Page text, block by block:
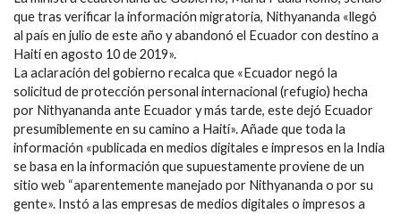
que tras verificar la información migratoria, Nithyananda «llegó
al país en julio de este año y abandonó el Ecuador con destino a
Haití en agosto 10 de 2019».
La aclaración del gobierno recalca que «Ecuador negó la
solicitud de protección personal internacional (refugio) hecha
por Nithyananda ante Ecuador y más tarde, este dejó Ecuador
presumiblemente en su camino a Haití». Añade que toda la
información «publicada en medios digitales e impresos en la India
se basa en la información que supuestamente proviene de un
sitio web “aparentemente manejado por Nithyananda o por su
gente». Instó a las empresas de medios digitales o impresos a